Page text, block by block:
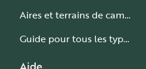
Aires et terrains de camping-car
Guide pour tous les types de camping-car